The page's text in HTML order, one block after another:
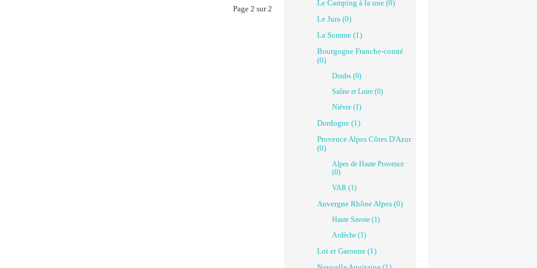
Page 2 sur 2
Le Camping à la une (0)
Le Jura (0)
La Somme (1)
Bourgogne Franche-comté
(0)
Doubs (0)
Saône et Loire (0)
Nièvre (1)
Dordogne (1)
Provence Alpes Côtes D'Azur
(0)
Alpes de Haute Provence
(0)
VAR (1)
Auvergne Rhône Alpes (0)
Haute Savoie (1)
Ardèche (1)
Lot et Garonne (1)